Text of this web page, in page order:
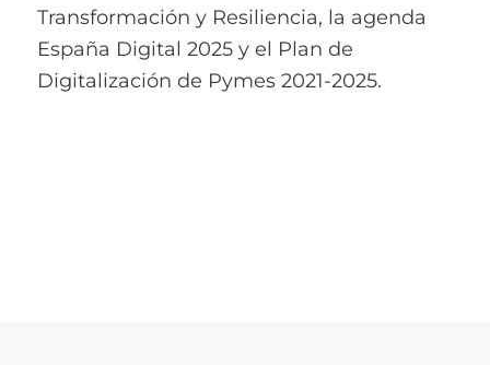
Transformación y Resiliencia, la agenda
España Digital 2025 y el Plan de
Digitalización de Pymes 2021-2025.